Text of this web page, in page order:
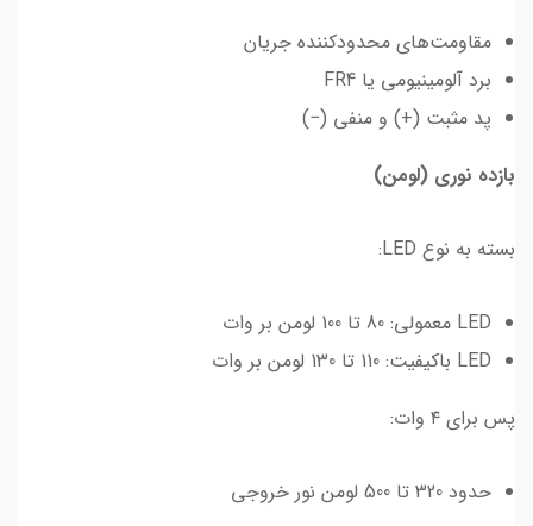
مقاومت‌های محدودکننده جریان
برد آلومینیومی یا FR4
پد مثبت (+) و منفی (−)
بازده نوری (لومن)
بسته به نوع LED:
LED معمولی: 80 تا 100 لومن بر وات
LED باکیفیت: 110 تا 130 لومن بر وات
پس برای ۴ وات:
حدود 320 تا 500 لومن نور خروجی